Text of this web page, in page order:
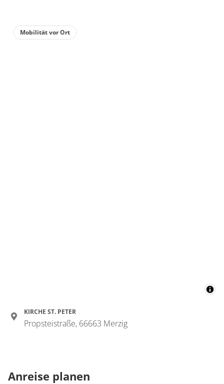
Mobilität vor Ort
KIRCHE ST. PETER
Propsteistraße, 66663 Merzig
Anreise planen